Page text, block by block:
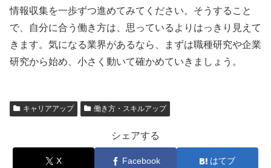
情報収集を一歩ずつ進めてみてください。そうすること
で、自分に合う働き方は、思っているよりはっきり見えて
きます。気になる業界があるなら、まずは職種研究や企業
研究から始め、小さく動いて確かめていきましょう。
キャリアアップ 働き方・スキルアップ
シェアする
X Facebook はてブ